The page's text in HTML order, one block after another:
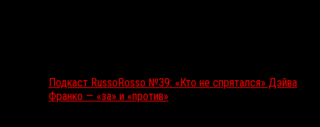
Подкаст RussoRosso №39: «Кто не спрятался» Дэйва
Франко — «за» и «против»